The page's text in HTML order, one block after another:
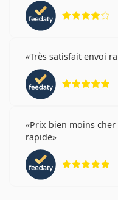
Très satisfait envoi
Prix bien moins
rapide